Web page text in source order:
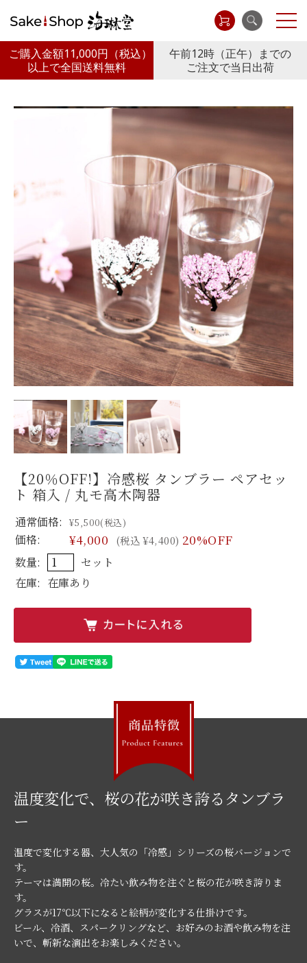
ご購入金額11,000円 （税込）
以上で全国送料無料
午前12時（正午）までの
ご注文で当日出荷
【20％OFF!】冷感桜 タンブラー ペアセッ
ト 箱入 / 丸モ高木陶器
通常価格: ¥5,500(税込)
価格: ¥4,000 (税込 ¥4,400) 20%OFF
数量:
セット
在庫: 在庫あり
温度変化で、桜の花が咲き誇るタンブラ
ー
温度で変化する器、大人気の「冷感」シリーズの桜バージョンで
す。
テーマは満開の桜。冷たい飲み物を注ぐと桜の花が咲き誇りま
す。
グラスが17℃以下になると絵柄が変化する仕掛けです。
ビール、冷酒、スパークリングなど、お好みのお酒や飲み物を注
いで、斬新な演出をお楽しみください。